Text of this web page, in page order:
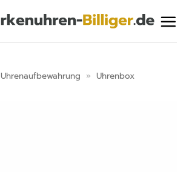
Uhrenaufbewahrung » Uhrenbox